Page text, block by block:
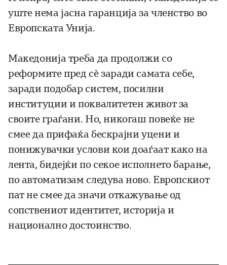
уште нема јасна гаранција за членство во
Европската Унија.
Македонија треба да продолжи со
реформите пред сè заради самата себе,
заради подобар систем, посилни
институции и поквалитетен живот за
своите граѓани. Но, никогаш повеќе не
смее да прифаќа бескрајни уцени и
понижувачки услови кои доаѓаат како на
лента, бидејќи по секое исполнето барање,
по автоматизам следува ново. Европскиот
пат не смее да значи откажување од
сопствениот идентитет, историја и
национално достоинство.